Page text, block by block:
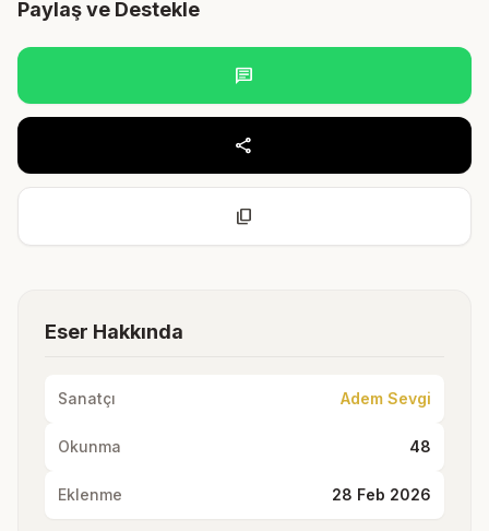
Paylaş ve Destekle
chat
share
content_copy
Eser Hakkında
Sanatçı Adem Sevgi
Okunma 48
Eklenme 28 Feb 2026